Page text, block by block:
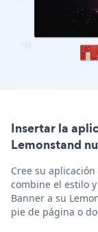
Insertar la
Lemonstand
Cree su
combine el estilo
Banner a su
pie de página o